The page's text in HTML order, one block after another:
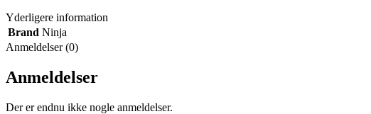
Yderligere information
Brand Ninja
Anmeldelser (0)
Anmeldelser
Der er endnu ikke nogle anmeldelser.